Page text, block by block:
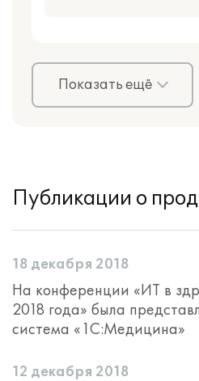
Показать ещё
Публикации о
18 декабря 2018
На конференции «ИТ в
2018 года» была
система «1С:Медицина»
12 декабря 2018